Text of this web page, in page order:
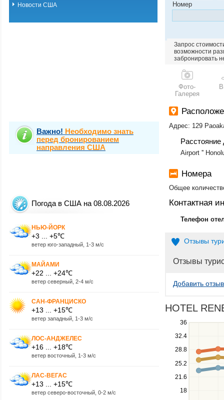
Новости США
Важно! Необходимо знать
перед бронированием
направления США
Погода в США на 08.08.2026
НЬЮ-ЙОРК
+3 ... +5℃
ветер юго-западный, 1-3 м/с
МАЙАМИ
+22 ... +24℃
ветер северный, 2-4 м/с
САН-ФРАНЦИСКО
+13 ... +15℃
ветер западный, 1-3 м/с
ЛОС-АНДЖЕЛЕС
+16 ... +18℃
ветер восточный, 1-3 м/с
ЛАС-ВЕГАС
+13 ... +15℃
ветер северо-восточный, 0-2 м/с
Номер
Запрос
возможности
забронировать
Фото-
Галерея
Адрес: 129
Расстояние
Airport ''
Номера
Общее
Контактная
Телефон
Отзывы
Отзывы
Добавить отзыв
HOTEL
18
21.6
25.2
28.8
32.4
36
Use
the
and
down
to
navigate